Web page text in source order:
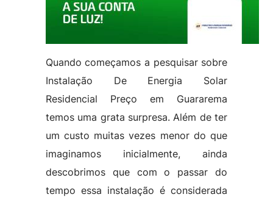
Quando começamos a pesquisar sobre
Instalação De Energia Solar
Residencial Preço em Guararema
temos uma grata surpresa. Além de ter
um custo muitas vezes menor do que
imaginamos inicialmente, ainda
descobrimos que com o passar do
tempo essa instalação é considerada